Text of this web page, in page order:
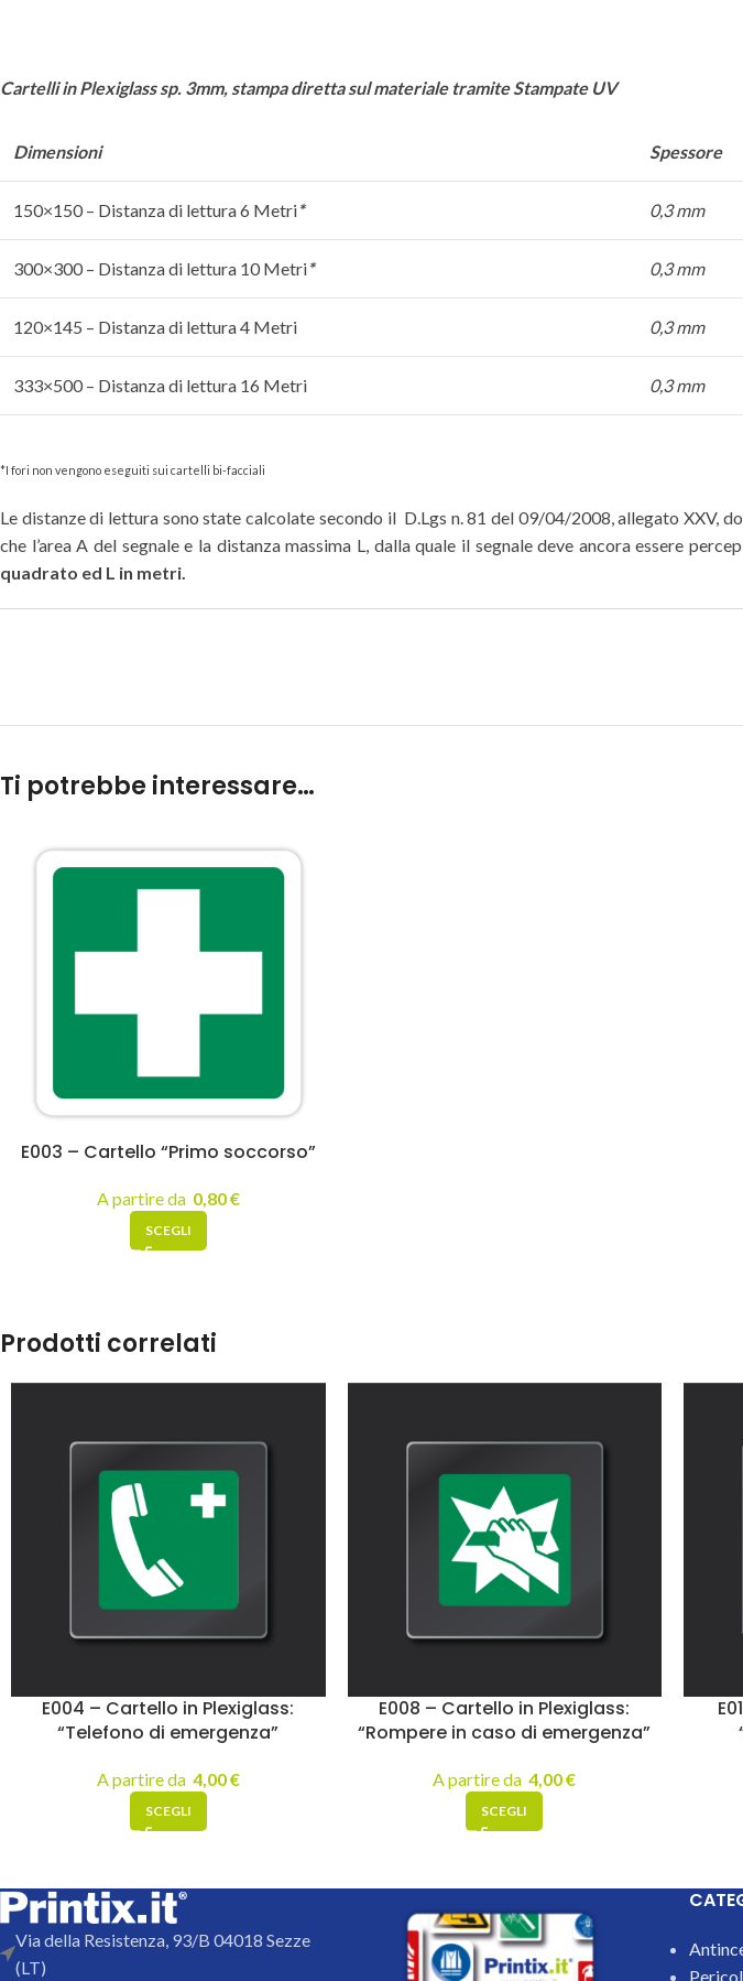
Cartelli in Plexiglass sp. 3mm, stampa diretta sul materiale tramite Stampate UV
Dimensioni Spessore
150×150 – Distanza di lettura 6 Metri* 0,3 mm
300×300 – Distanza di lettura 10 Metri* 0,3 mm
120×145 – Distanza di lettura 4 Metri 0,3 mm
333×500 – Distanza di lettura 16 Metri 0,3 mm
*I fori non vengono eseguiti sui cartelli bi-facciali
Le distanze di lettura sono state calcolate secondo il D.Lgs n. 81 del 09/04/2008, allegato XXV,
che l’area A del segnale e la distanza massima L, dalla quale il segnale deve ancora essere
quadrato ed L in metri.
Ti potrebbe interessare…
E003 – Cartello “Primo soccorso”
A partire da 0,80€
SCEGLI
Prodotti correlati
E004 – Cartello in Plexiglass:
“Telefono di emergenza”
A partire da 4,00€
SCEGLI
E008 – Cartello in Plexiglass:
“Rompere in caso di emergenza”
A partire da4,00€
SCEGLI
Via della Resistenza, 93/B 04018 Sezze
(LT)